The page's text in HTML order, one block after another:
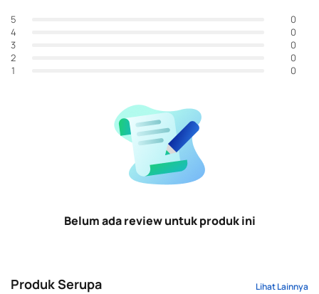
5
0
4
0
3
0
2
0
1
0
Belum ada review untuk produk ini
Produk Serupa Lihat Lainnya